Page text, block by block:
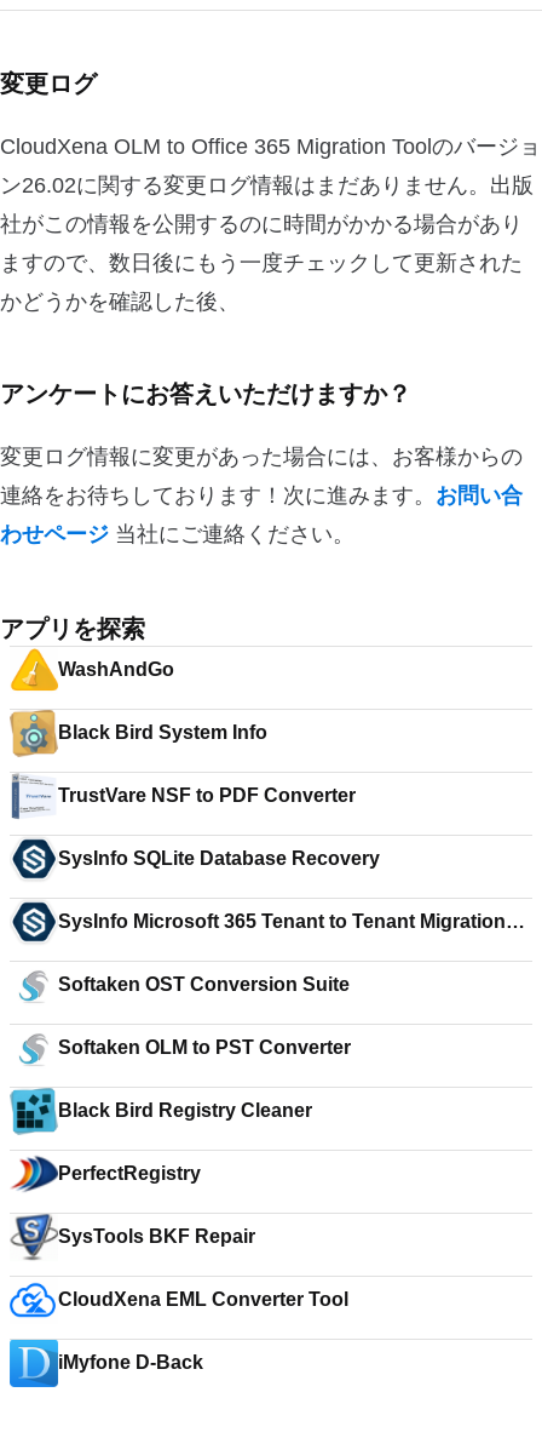
変更ログ
CloudXena OLM to Office 365 Migration Toolのバージョ
ン26.02に関する変更ログ情報はまだありません。出版
社がこの情報を公開するのに時間がかかる場合があり
ますので、数日後にもう一度チェックして更新された
かどうかを確認した後、
アンケートにお答えいただけますか？
変更ログ情報に変更があった場合には、お客様からの
連絡をお待ちしております！次に進みます。 お問い合
わせページ 当社にご連絡ください。
アプリを探索
WashAndGo
Black Bird System Info
TrustVare NSF to PDF Converter
SysInfo SQLite Database Recovery
SysInfo Microsoft 365 Tenant to Tenant Migration
Softaken OST Conversion Suite
Softaken OLM to PST Converter
Black Bird Registry Cleaner
PerfectRegistry
SysTools BKF Repair
CloudXena EML Converter Tool
iMyfone D-Back